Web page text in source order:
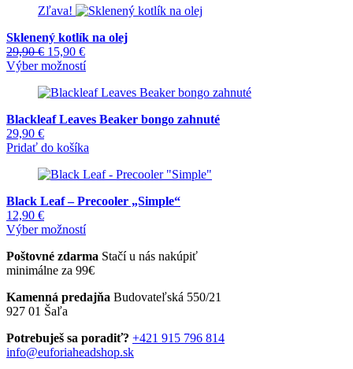
39,90 €.19,90 €.
má
variantov.
si
vybrať
stránke
Zľava!
Sklenený kotlík na olej
29,90€ Pôvodná
cena
29,90 €.
15,90 €Aktuálna
cena
15,90 €.
Výber možnostíTento
má
variantov.
si
vybrať
stránke
Blackleaf Leaves Beaker bongo zahnuté
29,90 €
Pridať do košíka
Black Leaf – Precooler „Simple“
12,90 €
Výber možnostíTento
má
viacero
Možnosti
vybrať
na
Poštovné zdarma Stačí u nás nakúpiť
minimálne za 99€
Kamenná predajňa Budovateľská 550/21
927 01 Šaľa
Potrebuješ sa poradiť? +421 915 796 814
info@euforiaheadshop.sk